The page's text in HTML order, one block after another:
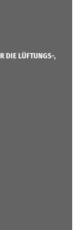
DIE LÜFTUNGS-,